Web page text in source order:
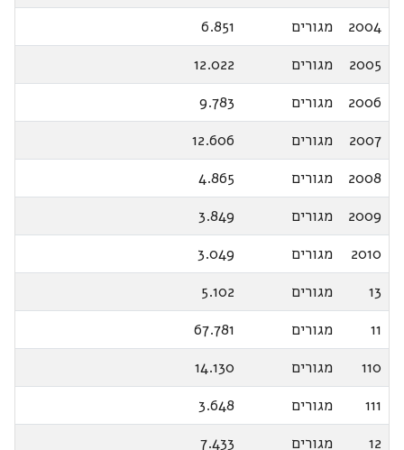
2004
מגורים
6.851
2005
מגורים
12.022
2006
מגורים
9.783
2007
מגורים
12.606
2008
מגורים
4.865
2009
מגורים
3.849
2010
מגורים
3.049
13
מגורים
5.102
11
מגורים
67.781
110
מגורים
14.130
111
מגורים
3.648
12
מגורים
7.433